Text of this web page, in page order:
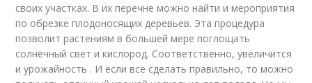
своих участках. В их перечне можно найти и мероприятия
по обрезке плодоносящих деревьев. Эта процедура
позволит растениям в большей мере поглощать
солнечный свет и кислород. Соответственно, увеличится
и урожайность . И если все сделать правильно, то можно